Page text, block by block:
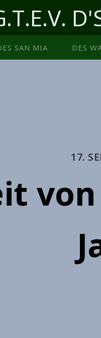
SAN MIA DES
17.